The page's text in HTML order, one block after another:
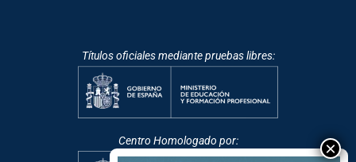
Títulos oficiales mediante pruebas libres:
Centro Homologado por: